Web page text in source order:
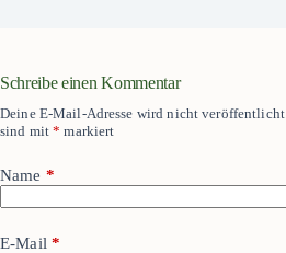
Schreibe einen Kommentar
Deine E-Mail-Adresse wird nicht veröffentlicht.
sind mit* markiert
Name *
E-Mail *